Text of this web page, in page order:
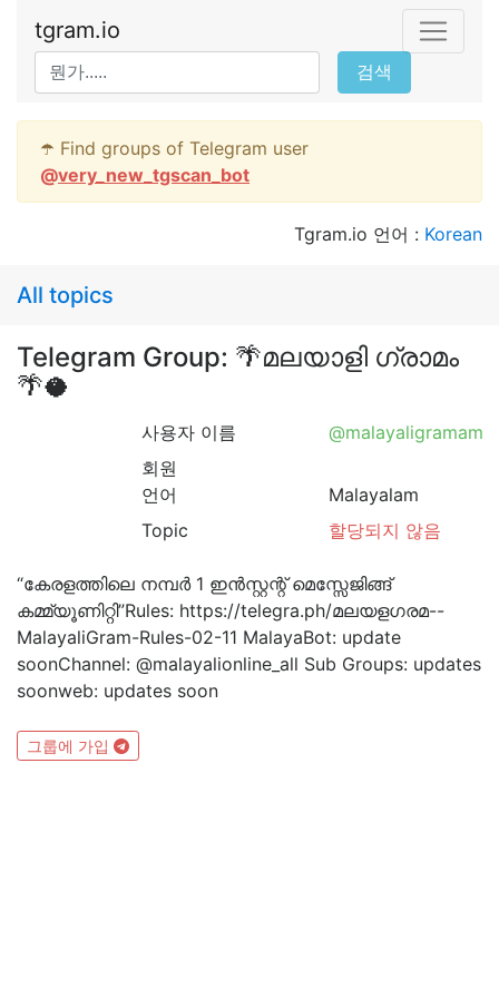
tgram.io
검색
☂️ Find groups of Telegram user
@very_new_tgscan_bot
Tgram.io 언어 : Korean
All topics
Telegram Group: 🌴മലയാളി ഗ്രാമം
🌴🥥
사용자 이름
@malayaligramam
회원
언어
Malayalam
Topic
할당되지 않음
“കേരളത്തിലെ നമ്പര്‍ 1 ഇന്‍സ്റ്റന്റ് മെസ്സേജിങ്ങ്
കമ്മ്യൂണിറ്റി”Rules: https://telegra.ph/മലയളഗരമ--
MalayaliGram-Rules-02-11 MalayaBot: update
soonChannel: @malayalionline_all Sub Groups: updates
soonweb: updates soon
그룹에 가입